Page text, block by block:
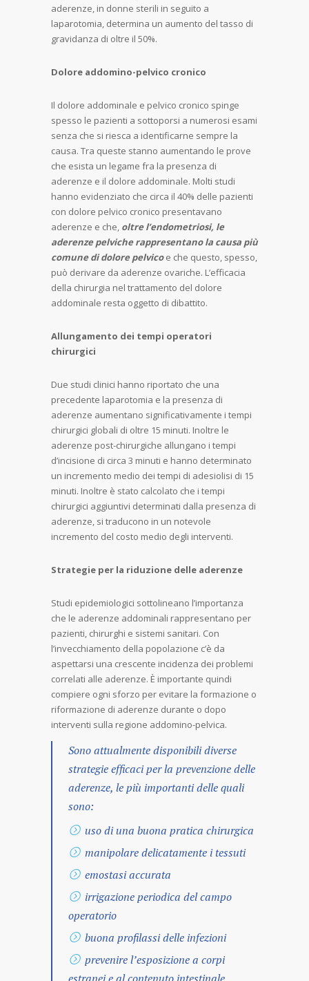
aderenze, in donne sterili in seguito a
laparotomia, determina un aumento del tasso di
gravidanza di oltre il 50%.
Dolore addomino-pelvico cronico
Il dolore addominale e pelvico cronico spinge
spesso le pazienti a sottoporsi a numerosi esami
senza che si riesca a identificarne sempre la
causa. Tra queste stanno aumentando le prove
che esista un legame fra la presenza di
aderenze e il dolore addominale. Molti studi
hanno evidenziato che circa il 40% delle pazienti
con dolore pelvico cronico presentavano
aderenze e che, oltre l’endometriosi, le
aderenze pelviche rappresentano la causa più
comune di dolore pelvicoe che questo, spesso,
può derivare da aderenze ovariche. L’efficacia
della chirurgia nel trattamento del dolore
addominale resta oggetto di dibattito.
Allungamento dei tempi operatori
chirurgici
Due studi clinici hanno riportato che una
precedente laparotomia e la presenza di
aderenze aumentano significativamente i tempi
chirurgici globali di oltre 15 minuti. Inoltre le
aderenze post-chirurgiche allungano i tempi
d’incisione di circa 3 minuti e hanno determinato
un incremento medio dei tempi di adesiolisi di 15
minuti. Inoltre è stato calcolato che i tempi
chirurgici aggiuntivi determinati dalla presenza di
aderenze, si traducono in un notevole
incremento del costo medio degli interventi.
Strategie per la riduzione delle aderenze
Studi epidemiologici sottolineano l’importanza
che le aderenze addominali rappresentano per
pazienti, chirurghi e sistemi sanitari. Con
l’invecchiamento della popolazione c’è da
aspettarsi una crescente incidenza dei problemi
correlati alle aderenze. È importante quindi
compiere ogni sforzo per evitare la formazione o
riformazione di aderenze durante o dopo
interventi sulla regione addomino-pelvica.
Sono attualmente disponibili diverse
strategie efficaci per la prevenzione delle
aderenze, le più importanti delle quali
sono:
uso di una buona pratica chirurgica
manipolare delicatamente i tessuti
emostasi accurata
irrigazione periodica del campo
operatorio
buona profilassi delle infezioni
prevenire l’esposizione a corpi